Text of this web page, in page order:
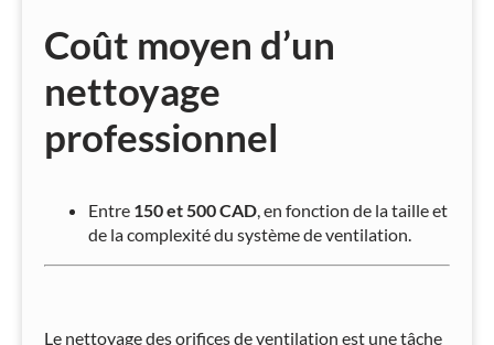
Coût moyen d’un
nettoyage
professionnel
Entre 150 et 500 CAD, en fonction de la taille et
de la complexité du système de ventilation.
Le nettoyage des orifices de ventilation est une tâche